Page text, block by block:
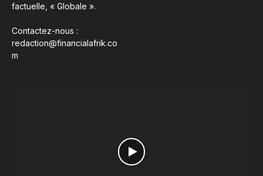
factuelle, « Globale ».
Contactez-nous :
redaction@financialafrik.co
m